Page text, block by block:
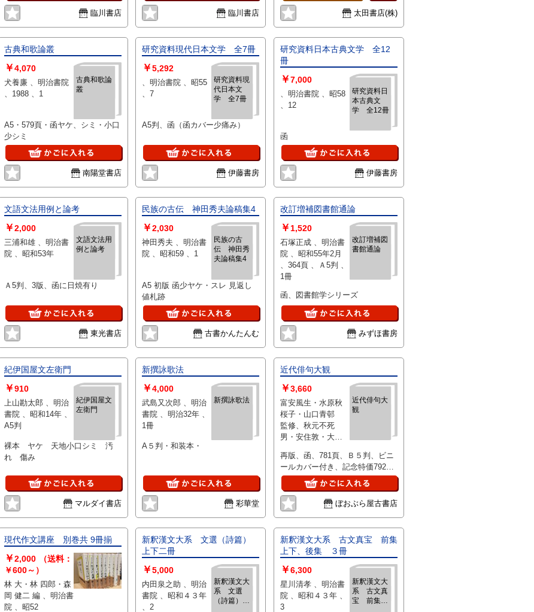
臨川書店 臨川書店 太田書店(株)
古典和歌論叢
古典和歌論
叢
￥4,070
犬養廉 、明治書院
、1988 、1
A5・579頁・函ヤケ、シミ・小口
少シミ
南陽堂書店
研究資料現代日本文学 全7冊
研究資料現
代日本文
学 全7冊
￥5,292
、明治書院 、昭55
、7
A5判、函（函カバー少痛み）
伊藤書房
研究資料日本古典文学 全12
冊
研究資料日
本古典文
学 全12冊
￥7,000
、明治書院 、昭58
、12
函
伊藤書房
文語文法用例と論考
文語文法用
例と論考
￥2,000
三浦和雄 、明治書
院 、昭和53年
Ａ5判、3版、函に日焼有り
東光書店
民族の古伝 神田秀夫論稿集4
民族の古
伝 神田秀
夫論稿集4
￥2,030
神田秀夫 、明治書
院 、昭和59 、1
A5 初版 函少ヤケ・スレ 見返し
値札跡
古書かんたんむ
改訂増補図書館通論
改訂増補図
書館通論
￥1,520
石塚正成 、明治書
院 、昭和55年2月
、364頁 、Ａ5判 、
1冊
函、図書館学シリーズ
みずほ書房
紀伊国屋文左衛門
紀伊国屋文
左衛門
￥910
上山勘太郎 、明治
書院 、昭和14年 、
A5判
裸本 ヤケ 天地小口シミ 汚
れ 傷み
マルダイ書店
新撰詠歌法
新撰詠歌法
￥4,000
武島又次郎 、明治
書院 、明治32年 、
1冊
A５判・和装本・
彩華堂
近代俳句大観
近代俳句大
観
￥3,660
富安風生・水原秋
桜子・山口青邨
監修、秋元不死
男・安住敦・大野
皆吉爽雨 編集 、
明治書院 、昭和50
年（1975年）刊 、
1冊
再版、函、781頁、Ｂ５判、ビニ
ールカバー付き、記念特価7920
円、函カバーに手擦れと小裂け
（本自体の保存状態は良好です）
ぼおぶら屋古書店
現代作文講座 別巻共 9冊揃
￥2,000
（送料：
￥600～）
林 大・林 四郎・森
岡 健二 編 、明治書
院 、昭52
新釈漢文大系 文選（詩篇）
上下二冊
新釈漢文大
系 文選
（詩篇）
￥5,000
内田泉之助 、明治
書院 、昭和４３年
、2
新釈漢文大系 古文真宝 前集
上下、後集 ３冊
新釈漢文大
系 古文真
宝 前集上
￥6,300
星川清孝 、明治書
院 、昭和４３年 、
3